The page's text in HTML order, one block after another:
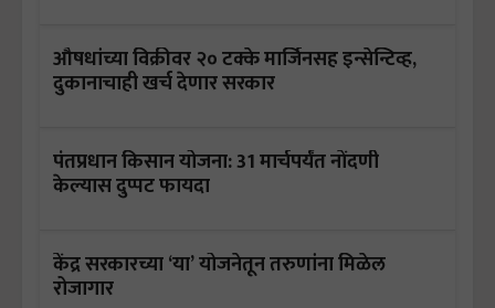
औषधांच्या विक्रीवर २० टक्के मार्जिनसह इन्सेन्टिव्ह,
दुकानाचाही खर्च देणार सरकार
पंतप्रधान किसान योजना: 31 मार्चपर्यंत नोंदणी
केल्यास दुप्पट फायदा
केंद्र सरकारच्या ‘या’ योजनेतून तरुणांना मिळेल
रोजागार